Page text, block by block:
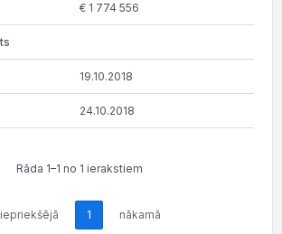
€ 1 774 556
19.10.2018
24.10.2018
Rāda 1–1 no 1 ierakstiem
iepriekšējā 1 nākamā